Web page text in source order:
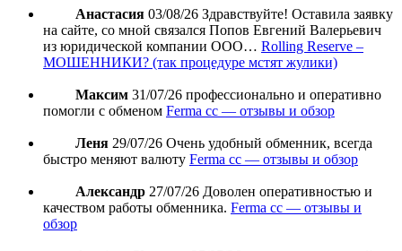
Анастасия 03/08/26 Здравствуйте! Оставила заявку
на сайте, со мной связался Попов Евгений Валерьевич
из юридической компании ООО… Rolling Reserve –
МОШЕННИКИ? (так процедуре мстят жулики)
Максим 31/07/26 профессионально и оперативно
помогли с обменом Ferma cc — отзывы и обзор
Леня 29/07/26 Очень удобный обменник, всегда
быстро меняют валюту Ferma cc — отзывы и обзор
Александр 27/07/26 Доволен оперативностью и
качеством работы обменника. Ferma cc — отзывы и
обзор